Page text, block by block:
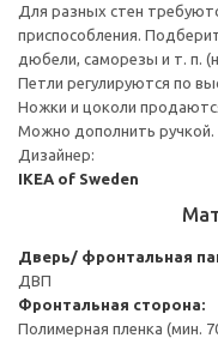
Для разных стен
приспособления.
дюбели, саморезы и т. п.
Петли регулируются по
Ножки и цоколи
Можно дополнить ручкой.
Дизайнер:
IKEA of Sweden
Дверь/ фронтальная
ДВП
Фронтальная сторона:
Полимерная пленка (мин.